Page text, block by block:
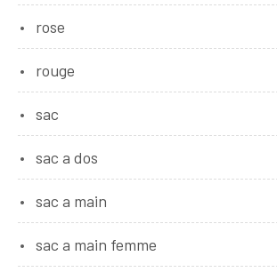
rose
rouge
sac
sac a dos
sac a main
sac a main femme